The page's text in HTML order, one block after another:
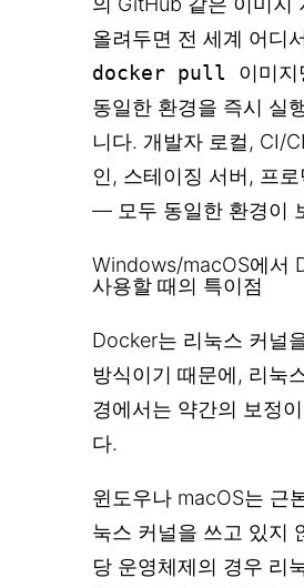
올려두면 전 세계 어디
docker pull 이미지
동일한 환경을 즉시 실
니다. 개발자 로컬, CI/
인, 스테이징 서버, 프로
— 모두 동일한 환경이
Windows/macOS에서
사용할 때의 특이점
Docker는 리눅스 커널
방식이기 때문에, 리눅
경에서는 약간의 보정
다.
윈도우나 macOS는 근
눅스 커널을 쓰고 있지
당 운영체제의 경우 리